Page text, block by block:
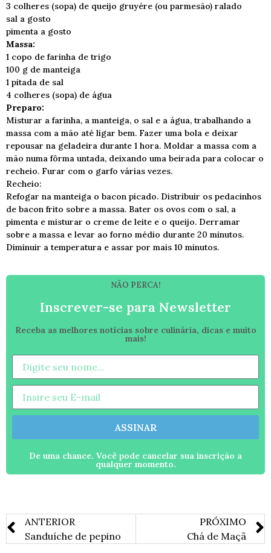
3 colheres (sopa) de queijo gruyére (ou parmesão) ralado
sal a gosto
pimenta a gosto
Massa:
1 copo de farinha de trigo
100 g de manteiga
1 pitada de sal
4 colheres (sopa) de água
Preparo:
Misturar a farinha, a manteiga, o sal e a água, trabalhando a
massa com a mão até ligar bem. Fazer uma bola e deixar
repousar na geladeira durante 1 hora. Moldar a massa com a
mão numa fôrma untada, deixando uma beirada para colocar o
recheio. Furar com o garfo várias vezes.
Recheio:
Refogar na manteiga o bacon picado. Distribuir os pedacinhos
de bacon frito sobre a massa. Bater os ovos com o sal, a
pimenta e misturar o creme de leite e o queijo. Derramar
sobre a massa e levar ao forno médio durante 20 minutos.
Diminuir a temperatura e assar por mais 10 minutos.
NÃO PERCA!
Inscrever-se para Newsletter
Receba as melhores notícias sobre culinária, dicas e muito
mais!
ASSINAR
De uma chance. Você pode cancelar sua inscrição a
qualquer momento.
ANTERIOR
Sanduíche de pepino
PRÓXIMO
Chá de Maçã